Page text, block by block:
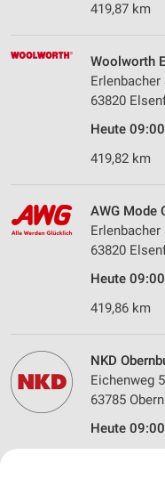
419,87 km
Woolworth
Erlenbacher
63820
Heute
419,82 km
AWG Mode
Erlenbacher
63820
Heute
419,86 km
NKD
Eichenweg 5
63785
Heute